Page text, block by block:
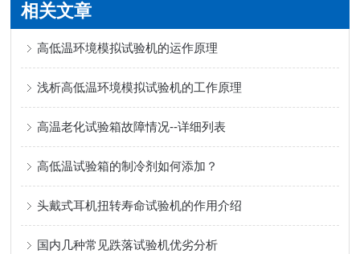
相关文章
高低温环境模拟试验机的运作原理
浅析高低温环境模拟试验机的工作原理
高温老化试验箱故障情况--详细列表
高低温试验箱的制冷剂如何添加？
头戴式耳机扭转寿命试验机的作用介绍
国内几种常见跌落试验机优劣分析